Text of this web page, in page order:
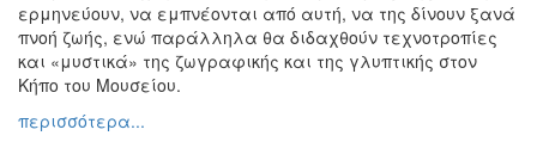
ερμηνεύουν, να εμπνέονται από αυτή, να της δίνουν ξανά
πνοή ζωής, ενώ παράλληλα θα διδαχθούν τεχνοτροπίες
και «μυστικά» της ζωγραφικής και της γλυπτικής στον
Κήπο του Μουσείου.
περισσότερα...